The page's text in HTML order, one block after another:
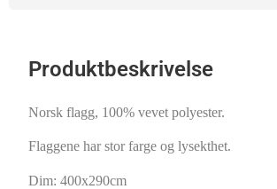
Produktbeskrivelse
Norsk flagg, 100% vevet polyester.
Flaggene har stor farge og lysekthet.
Dim: 400x290cm